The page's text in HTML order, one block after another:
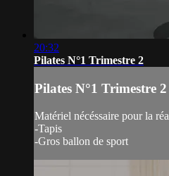
20:32
Pilates N°1 Trimestre 2
Pilates N°1 Trimestre 2
Matériel nécéssaire pour la
-Tapis
-Gros ballon de sport